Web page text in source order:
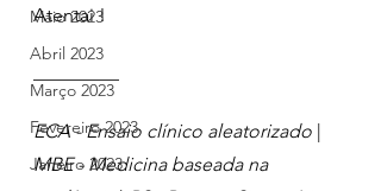
Maio 2023
Abril 2023
Março 2023
Fevereiro 2023
Janeiro 2023
Atentai !
ECA - Ensaio clínico aleatorizado |
MBE - Medicina baseada na